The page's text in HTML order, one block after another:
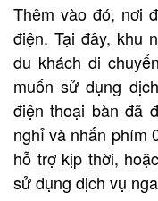
Thêm vào đó, nơi
điện. Tại đây, khu
du khách di
muốn sử dụng
điện thoại bàn đã
nghỉ và nhấn phím
hỗ trợ kịp thời,
sử dụng dịch vụ